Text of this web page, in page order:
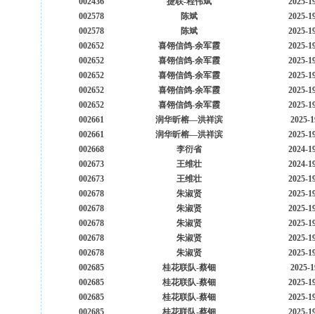
002578
陈斌
2025-
002578
陈斌
2025-
002652
喜翎信鸽-余军霞
2025-
002652
喜翎信鸽-余军霞
2025-
002652
喜翎信鸽-余军霞
2025-
002652
喜翎信鸽-余军霞
2025-
002652
喜翎信鸽-余军霞
2025-
002661
润华昕榕—洪祥滨
2025-
002661
润华昕榕—洪祥滨
2025-
002668
李衍省
2024-
002673
王维壮
2024-
002673
王维壮
2025-
002678
朱淑贤
2025-
002678
朱淑贤
2025-
002678
朱淑贤
2025-
002678
朱淑贤
2025-
002678
朱淑贤
2025-
002685
桂花联队-蔡钿
2025-
002685
桂花联队-蔡钿
2025-
002685
桂花联队-蔡钿
2025-
002685
桂花联队-蔡钿 2025-